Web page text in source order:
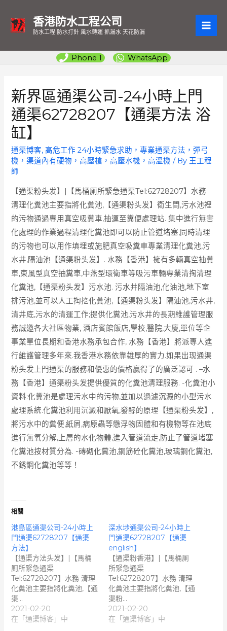
香港防水工程公司
防水工程 防水打針 風水轉運 抓漏水 天花防漏
Phone 1 WhatsApp
新界區通渠公司-24小時上門
通渠62728207【通渠方法 浴
缸】
通渠博客,高危工作 24小時緊急求助，專業通渠方法，彈弓
機，渠道內有硬物，高壓槍，高壓水機，高溫機 / By 王工程
師
【通渠粉头发】|【馬桶厠所緊急通渠Tel:62728207】水務
清理化糞池主要指將化糞池,【通渠粉头发】衛生間,污水池裡
的污物通過專用真空吸糞車,抽運至糞便處理站. 集中進行無害
化處理的作業過程清理化糞池即可以防止管道堵塞,同時清理
的污物也可以用作填埋或施肥真空吸糞車專業清理化糞池,污
水井,隔油池【通渠粉头发】. 水務【香港】擁有多輛真空抽糞
車,東風型真空抽糞車,中燕型環衛車等吸污車輛專業清掏清理
化糞池,【通渠粉头发】污水池. 污水井隔油池,化油池,地下室
排污池,並可以人工掏挖化糞池,【通渠粉头发】隔油池,污水井,
清井底,污水的清運工作;提供化糞池,污水井的長期維護管理服
務誠邀各大社區物業, 酒店賓館飯店,學校,醫院,大廈,單位等企
事業單位長期和香港水務承包合作, 水務【香港】將派專人進
行維護管理多年來.我香港水務依靠雄厚的實力.如果出现通渠
粉头发上門通渠的服務和優惠的價格贏得了的廣泛認可 . –水
務【香港】通渠粉头发提供優質的化糞池清理服務. -化糞池小
資料:化糞池是處理污水中的污物,並加以過濾沉澱的小型污水
處理系統.化糞池利用沉澱和厭氧,發酵的原理【通渠粉头发】,
將污水中的糞便,紙屑,病原蟲等懸浮物固體和有機物等在池底
進行無氧分解,上層的水化物體,進入管道流走,防止了管道堵塞
化糞池按材質分為. -磚砌化糞池,鋼筋砼化糞池,玻璃鋼化糞池,
不銹鋼化糞池等等！
相關
港島區通渠公司-24小時上
門通渠62728207【通渠
方法】
【通渠方法头发】|【馬桶
厠所緊急通渠
Tel:62728207】水務 清理
化糞池主要指將化糞池,【通
渠…
2021-02-20
在「通渠博客」中
深水埗通渠公司-24小時上
門通渠62728207【通渠
english】
【通渠粉香港】|【馬桶厠
所緊急通渠
Tel:62728207】水務 清理
化糞池主要指將化糞池,【通
渠粉…
2021-02-20
在「通渠博客」中